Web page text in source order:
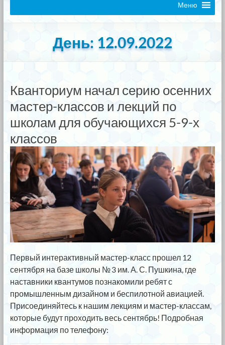
Меню
День: 12.09.2022
Кванториум начал серию осенних
мастер-классов и лекций по
школам для обучающихся 5-9-х
классов
Первый интерактивный мастер-класс прошел 12
сентября на базе школы № 3 им. А. С. Пушкина, где
наставники квантумов познакомили ребят с
промышленным дизайном и беспилотной авиацией.
Присоединяйтесь к нашим лекциям и мастер-классам,
которые будут проходить весь сентябрь! Подробная
информация по телефону: